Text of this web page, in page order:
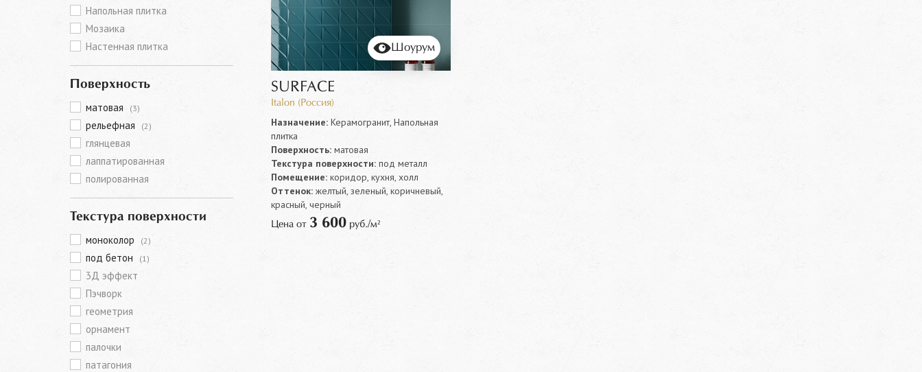
Напольная плитка
Мозаика
Настенная плитка
Поверхность
матовая (3)
рельефная (2)
глянцевая
лаппатированная
полированная
Текстура поверхности
моноколор (2)
под бетон (1)
3Д эффект
Пэчворк
геометрия
орнамент
палочки
патагония
Шоурум
SURFACE
Italon (Россия)
Назначение:Керамогранит, Напольная
плитка
Поверхность:матовая
Текстура поверхности:под металл
Помещение:коридор, кухня, холл
Оттенок:желтый, зеленый, коричневый,
красный, черный
Цена от 3 600руб./м²